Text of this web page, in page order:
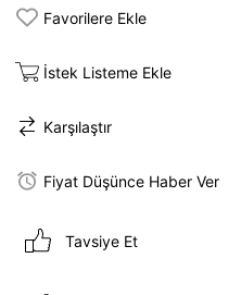
Favorilere Ekle
İstek Listeme Ekle
Karşılaştır
Fiyat Düşünce Haber Ver
Tavsiye Et